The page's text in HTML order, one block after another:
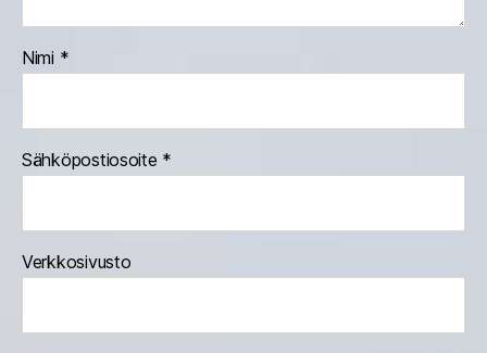
Nimi *
Sähköpostiosoite *
Verkkosivusto